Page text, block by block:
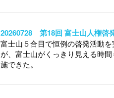
20260728 第18回 富士山人権啓
富士山５合目で恒例の啓発活動
が、富士山がくっきり見える時
施できた。